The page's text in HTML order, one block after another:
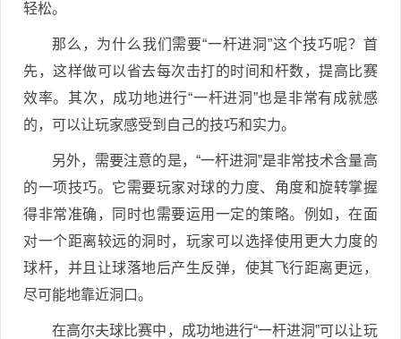
轻松。
那么，为什么我们需要“一杆进洞”这个技巧呢？首
先，这样做可以省去每次击打的时间和杆数，提高比赛
效率。其次，成功地进行“一杆进洞”也是非常有成就感
的，可以让玩家感受到自己的技巧和实力。
另外，需要注意的是，“一杆进洞”是非常技术含量高
的一项技巧。它需要玩家对球的力度、角度和旋转掌握
得非常准确，同时也需要运用一定的策略。例如，在面
对一个距离较远的洞时，玩家可以选择使用更大力度的
球杆，并且让球落地后产生反弹，使其飞行距离更远，
尽可能地靠近洞口。
在高尔夫球比赛中，成功地进行“一杆进洞”可以让玩